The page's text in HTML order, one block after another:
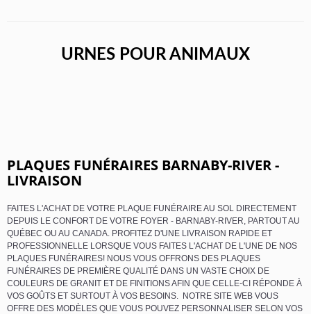
URNES POUR ANIMAUX
PLAQUES FUNÉRAIRES BARNABY-RIVER -
LIVRAISON
FAITES L'ACHAT DE VOTRE PLAQUE FUNÉRAIRE AU SOL DIRECTEMENT
DEPUIS LE CONFORT DE VOTRE FOYER - BARNABY-RIVER, PARTOUT AU
QUÉBEC OU AU CANADA. PROFITEZ D'UNE LIVRAISON RAPIDE ET
PROFESSIONNELLE LORSQUE VOUS FAITES L'ACHAT DE L'UNE DE NOS
PLAQUES FUNÉRAIRES! NOUS VOUS OFFRONS DES PLAQUES
FUNÉRAIRES DE PREMIÈRE QUALITÉ DANS UN VASTE CHOIX DE
COULEURS DE GRANIT ET DE FINITIONS AFIN QUE CELLE-CI RÉPONDE À
VOS GOÛTS ET SURTOUT À VOS BESOINS. NOTRE SITE WEB VOUS
OFFRE DES MODÈLES QUE VOUS POUVEZ PERSONNALISER SELON VOS